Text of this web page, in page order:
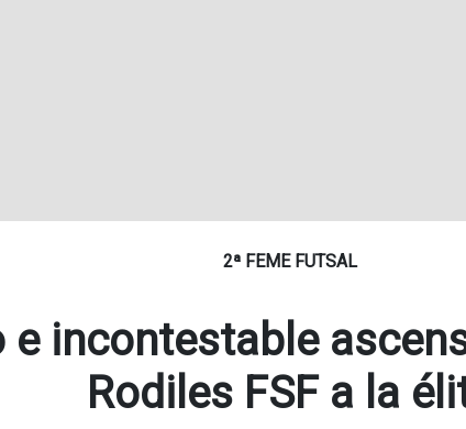
2ª FEME FUTSAL
e incontestable
Rodiles FSF a la